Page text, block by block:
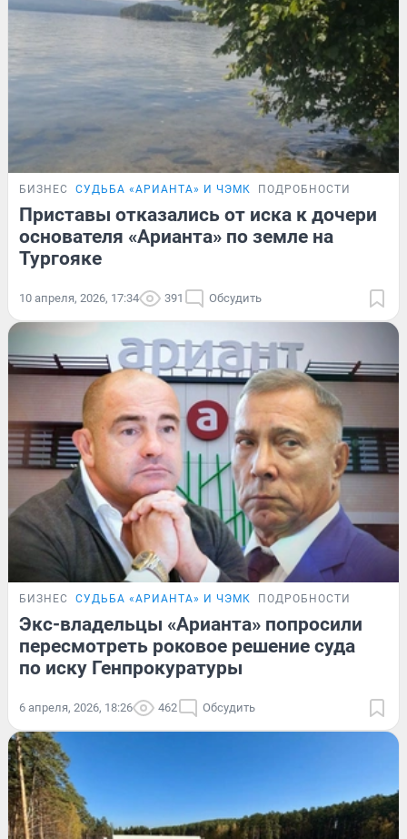
БИЗНЕС СУДЬБА «АРИАНТА» И ЧЭМК ПОДРОБНОСТИ
Приставы отказались от иска к дочери
основателя «Арианта» по земле на
Тургояке
10 апреля, 2026, 17:34 391 Обсудить
БИЗНЕС СУДЬБА «АРИАНТА» И ЧЭМК ПОДРОБНОСТИ
Экс-владельцы «Арианта» попросили
пересмотреть роковое решение суда
по иску Генпрокуратуры
6 апреля, 2026, 18:26 462 Обсудить